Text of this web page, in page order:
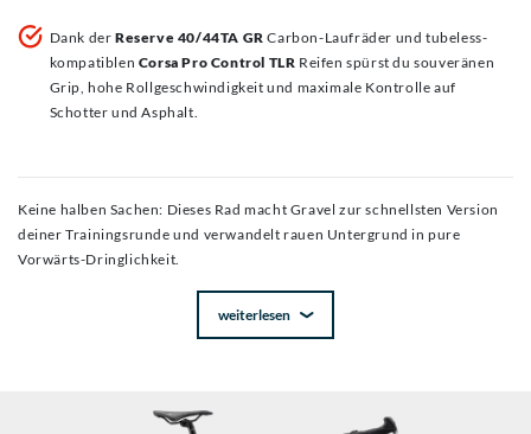
Dank derReserve 40/44TA GR Carbon-Laufräder und tubeless-
kompatiblen Corsa Pro Control TLR Reifen spürst du souveränen
Grip, hohe Rollgeschwindigkeit und maximale Kontrolle auf
Schotter und Asphalt.
Keine halben Sachen: Dieses Rad macht Gravel zur schnellsten Version
deiner Trainingsrunde und verwandelt rauen Untergrund in pure
Vorwärts-Dringlichkeit.
weiterlesen